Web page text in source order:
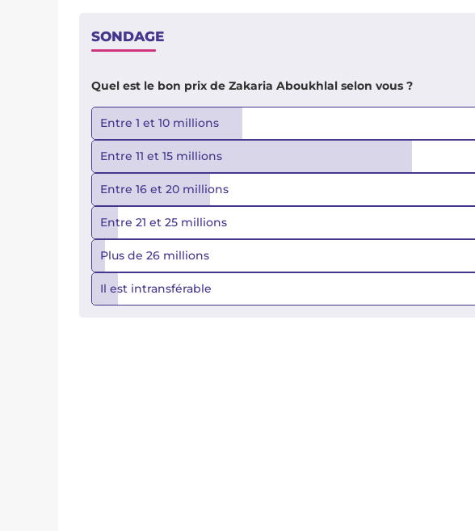
SONDAGE
Quel est le bon prix de Zakaria Aboukhlal selon vous ?
Entre 1 et 10 millions
Entre 11 et 15 millions
Entre 16 et 20 millions
Entre 21 et 25 millions
Plus de 26 millions
Il est intransférable